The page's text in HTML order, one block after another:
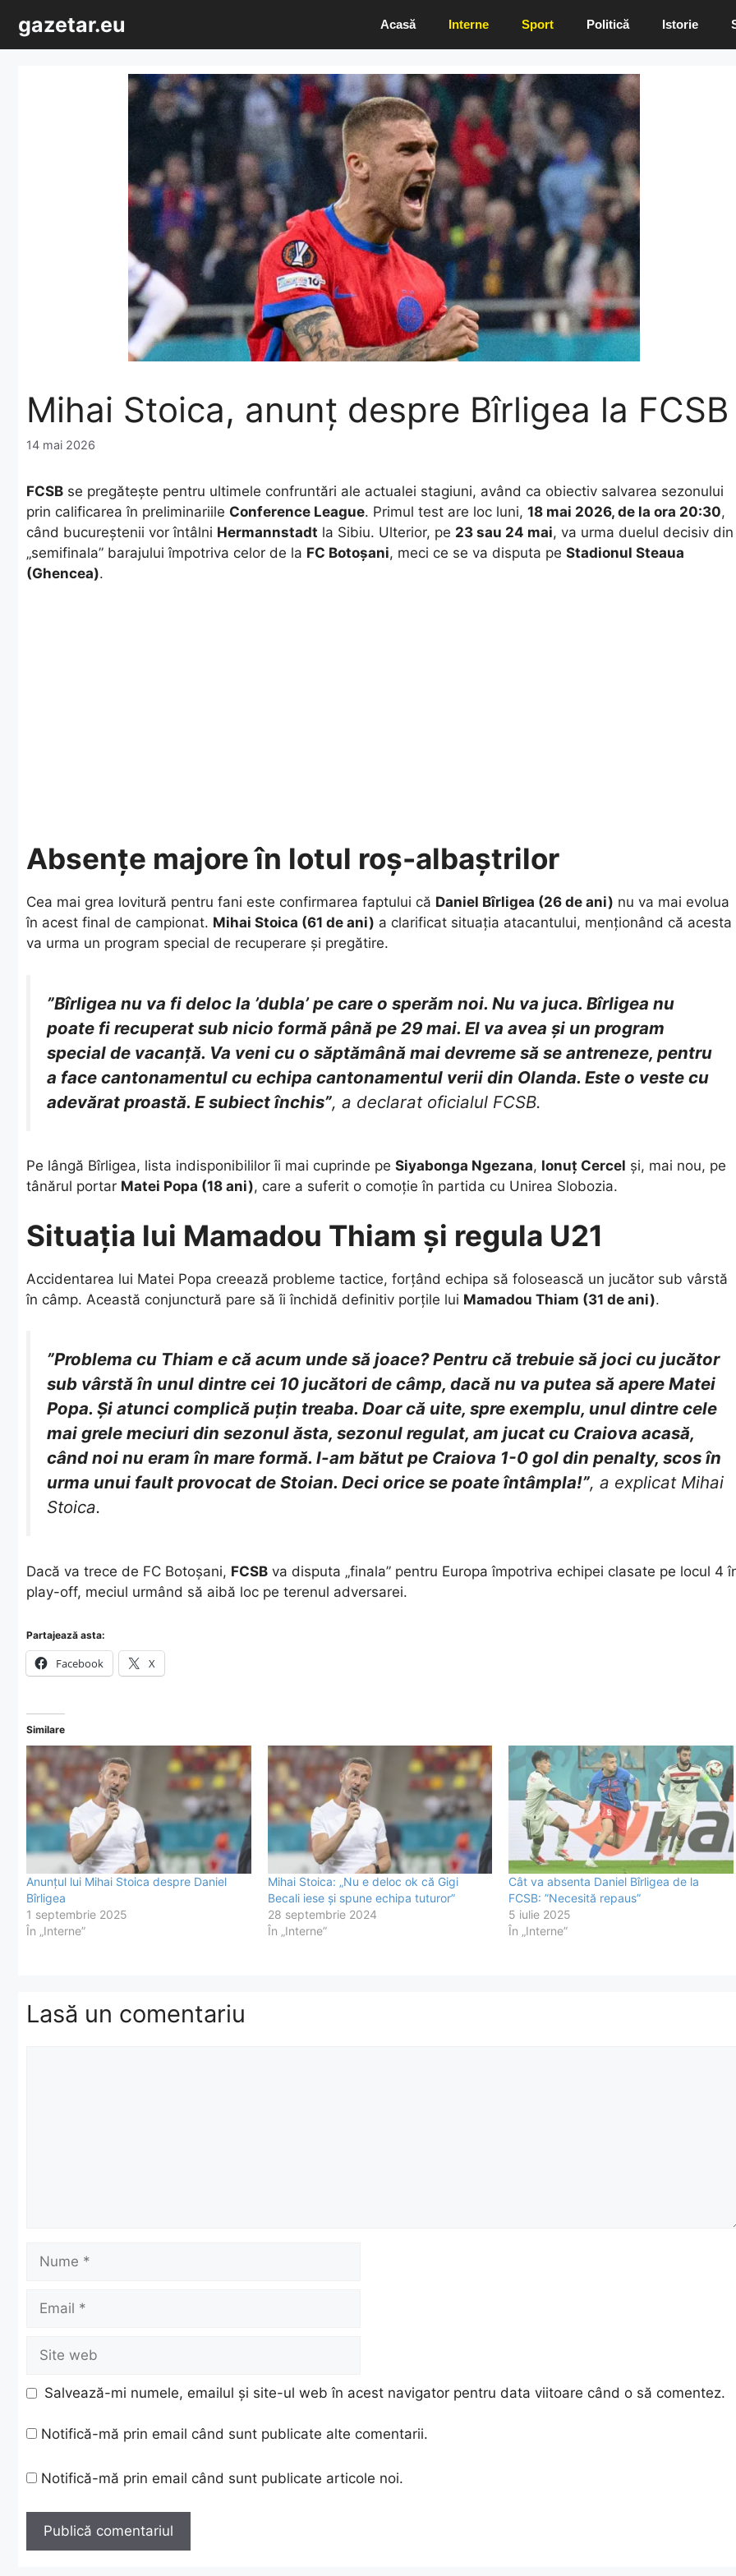
conținut
gazetar.eu Acasă Interne Sport Politică Istorie
Mihai Stoica, anunț despre Bîrligea la FCSB
14 mai 2026
FCSB se pregătește pentru ultimele confruntări ale actualei stagiuni, având ca obiectiv salvarea sezonului
prin calificarea în preliminariile Conference League. Primul test are loc luni, 18 mai 2026, de la ora 20:30,
când bucureștenii vor întâlni Hermannstadt la Sibiu. Ulterior, pe 23 sau 24 mai, va urma duelul decisiv din
„semifinala” barajului împotriva celor de la FC Botoșani, meci ce se va disputa pe Stadionul Steaua
(Ghencea).
Absențe majore în lotul roș-albaștrilor
​Cea mai grea lovitură pentru fani este confirmarea faptului că Daniel Bîrligea (26 de ani) nu va mai evolua
în acest final de campionat. Mihai Stoica (61 de ani) a clarificat situația atacantului, menționând că acesta
va urma un program special de recuperare și pregătire.
”Bîrligea nu va fi deloc la ’dubla’ pe care o sperăm noi. Nu va juca. Bîrligea nu
poate fi recuperat sub nicio formă până pe 29 mai. El va avea și un program
special de vacanță. Va veni cu o săptămână mai devreme să se antreneze, pentru
a face cantonamentul cu echipa cantonamentul verii din Olanda. Este o veste cu
adevărat proastă. E subiect închis”, a declarat oficialul FCSB.
​Pe lângă Bîrligea, lista indisponibililor îi mai cuprinde pe Siyabonga Ngezana, Ionuț Cercel și, mai nou, pe
tânărul portar Matei Popa (18 ani), care a suferit o comoție în partida cu Unirea Slobozia.
Situația lui Mamadou Thiam și regula U21
​Accidentarea lui Matei Popa creează probleme tactice, forțând echipa să folosească un jucător sub vârstă
în câmp. Această conjunctură pare să îi închidă definitiv porțile lui Mamadou Thiam (31 de ani).
”Problema cu Thiam e că acum unde să joace? Pentru că trebuie să joci cu jucător
sub vârstă în unul dintre cei 10 jucători de câmp, dacă nu va putea să apere Matei
Popa. Și atunci complică puțin treaba. Doar că uite, spre exemplu, unul dintre cele
mai grele meciuri din sezonul ăsta, sezonul regulat, am jucat cu Craiova acasă,
când noi nu eram în mare formă. I-am bătut pe Craiova 1-0 gol din penalty, scos în
urma unui fault provocat de Stoian. Deci orice se poate întâmpla!”, a explicat Mihai
Stoica.
​Dacă va trece de FC Botoșani, FCSB va disputa „finala” pentru Europa împotriva echipei clasate pe locul 4
play-off, meciul urmând să aibă loc pe terenul adversarei.
Partajează asta:
Facebook X
Similare
Anunțul lui Mihai Stoica despre Daniel
Bîrligea
1 septembrie 2025
În „Interne”
Mihai Stoica: „Nu e deloc ok că Gigi
Becali iese și spune echipa tuturor”
28 septembrie 2024
În „Interne”
Cât va absenta Daniel Bîrligea de la
FCSB: ”Necesită repaus”
5 iulie 2025
În „Interne”
Lasă un comentariu
web
Salvează-mi numele, emailul și site-ul web în acest navigator pentru data viitoare când o să comentez.
Notifică-mă prin email când sunt publicate alte comentarii.
Notifică-mă prin email când sunt publicate articole noi.